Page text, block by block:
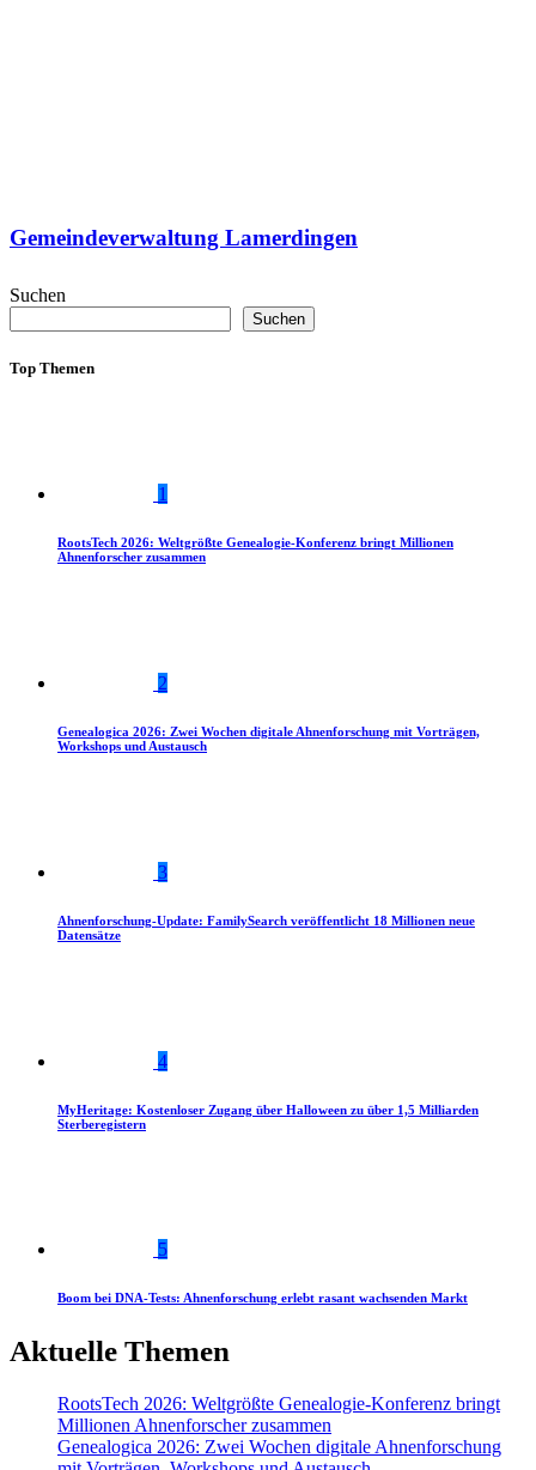
Gemeindeverwaltung Lamerdingen
Suchen
Suchen
Top Themen
1
RootsTech 2026: Weltgrößte Genealogie-Konferenz bringt Millionen
Ahnenforscher zusammen
2
Genealogica 2026: Zwei Wochen digitale Ahnenforschung mit Vorträgen,
Workshops und Austausch
3
Ahnenforschung-Update: FamilySearch veröffentlicht 18 Millionen neue
Datensätze
4
MyHeritage: Kostenloser Zugang über Halloween zu über 1,5 Milliarden
Sterberegistern
5
Boom bei DNA-Tests: Ahnenforschung erlebt rasant wachsenden Markt
Aktuelle Themen
RootsTech 2026: Weltgrößte Genealogie-Konferenz bringt
Millionen Ahnenforscher zusammen
Genealogica 2026: Zwei Wochen digitale Ahnenforschung